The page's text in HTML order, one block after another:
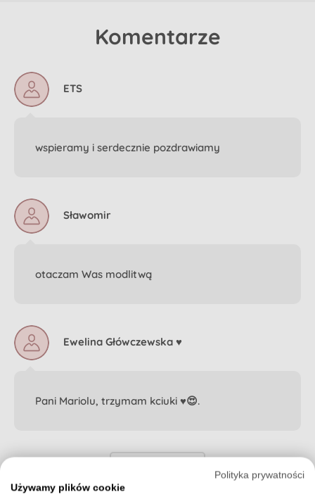
Komentarze
ETS
wspieramy i serdecznie pozdrawiamy
Sławomir
otaczam Was modlitwą
Ewelina Główczewska ♥️
Pani Mariolu, trzymam kciuki ♥️😍.
Polityka prywatności
Używamy plików cookie